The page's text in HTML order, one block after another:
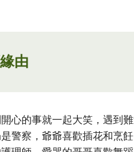
由
心的事就一起大笑，遇到
警察，爺爺喜歡插花和烹